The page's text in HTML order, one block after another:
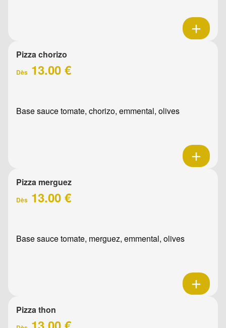
Pizza chorizo
Dès 13.00 €
Base sauce tomate, chorizo, emmental, olives
Pizza merguez
Dès 13.00 €
Base sauce tomate, merguez, emmental, olives
Pizza thon